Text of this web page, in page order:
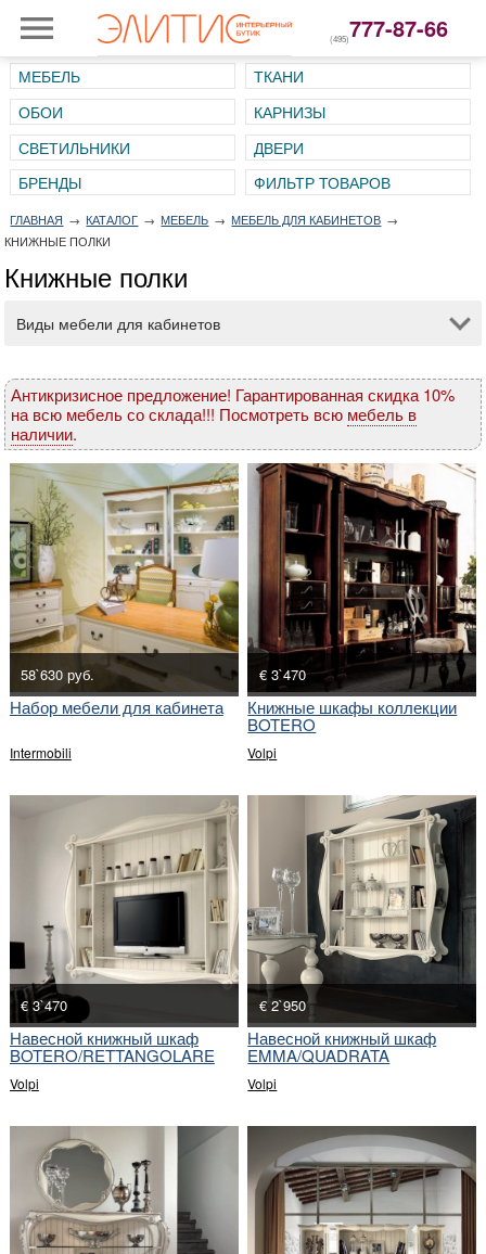
(495)777-87-66
МЕБЕЛЬ
ТКАНИ
ОБОИ
КАРНИЗЫ
СВЕТИЛЬНИКИ
ДВЕРИ
ГЛАВНАЯ → КАТАЛОГ → МЕБЕЛЬ → МЕБЕЛЬ ДЛЯ КАБИНЕТОВ →
КНИЖНЫЕ ПОЛКИ
Книжные полки
Виды мебели для кабинетов
Антикризисное предложение! Гарантированная скидка 10%
на всю мебель со склада!!! Посмотреть всю мебель в
наличии.
58`630 руб.
Набор мебели для кабинета
Intermobili
€ 3`470
Книжные шкафы коллекции
BOTERO
Volpi
€ 3`470
Навесной книжный шкаф
BOTERO/RETTANGOLARE
Volpi
€ 2`950
Навесной книжный шкаф
EMMA/QUADRATA
Volpi